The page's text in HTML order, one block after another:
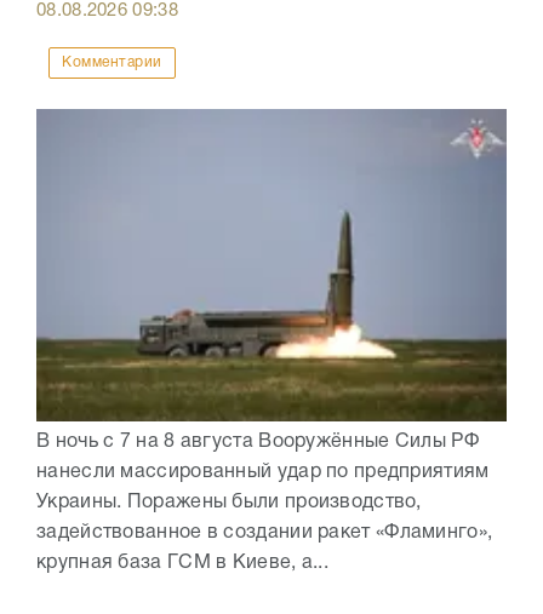
08.08.202609:38
Комментарии
В ночь с 7 на 8 августа Вооружённые Силы РФ
нанесли массированный удар по предприятиям
Украины. Поражены были производство,
задействованное в создании ракет «Фламинго»,
крупная база ГСМ в Киеве, а...